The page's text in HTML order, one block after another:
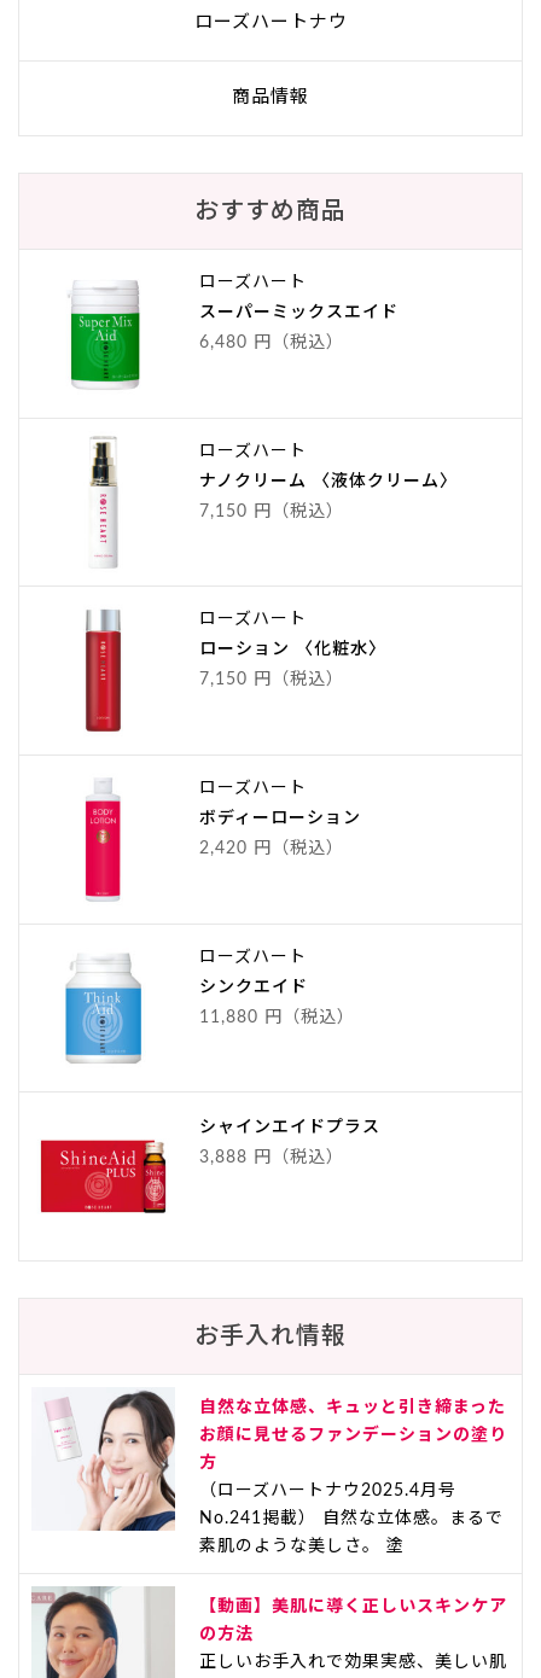
ローズハートナウ
商品情報
おすすめ商品
ローズハート
スーパーミックスエイド
6,480 円（税込）
ローズハート
ナノクリーム 〈液体クリーム〉
7,150 円（税込）
ローズハート
ローション 〈化粧水〉
7,150 円（税込）
ローズハート
ボディーローション
2,420 円（税込）
ローズハート
シンクエイド
11,880 円（税込）
シャインエイドプラス
3,888 円（税込）
お手入れ情報
自然な立体感、キュッと引き締まった
お顔に見せるファンデーションの塗り
方
（ローズハートナウ2025.4月号
No.241掲載） 自然な立体感。まるで
素肌のような美しさ。 塗
【動画】美肌に導く正しいスキンケア
の方法
正しいお手入れで効果実感、美しい肌